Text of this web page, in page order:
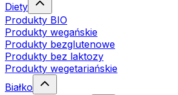
Diety
Produkty BIO
Produkty wegańskie
Produkty bezglutenowe
Produkty bez laktozy
Produkty wegetariańskie
Białko